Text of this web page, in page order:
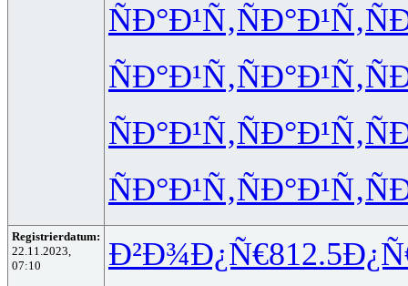
ÑÐ°Ð¹Ñ‚ÑÐ°Ð¹Ñ‚
ÑÐ°Ð¹Ñ‚ÑÐ°Ð¹Ñ‚
ÑÐ°Ð¹Ñ‚ÑÐ°Ð¹Ñ‚
ÑÐ°Ð¹Ñ‚ÑÐ°Ð¹Ñ‚
Registrierdatum:
22.11.2023,
07:10
Ð²Ð¾Ð¿Ñ€812.5